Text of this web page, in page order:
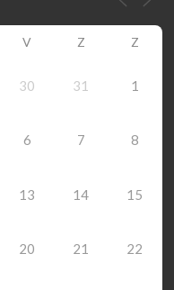
V Z Z
30 31 1
6 7 8
13 14 15
20 21 22